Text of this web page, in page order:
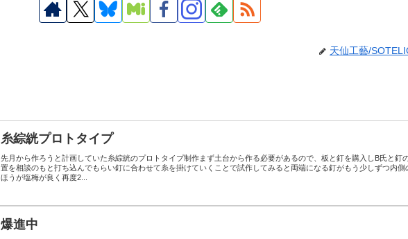
天仙工藝/
糸綜絖プロトタイプ
先月から作ろうと計画していた糸綜絖のプロトタイプ制作まず土台から作る必要があるので、板と釘を購入しB氏と釘
置を相談のもと打ち込んでもらい釘に合わせて糸を掛けていくことで試作してみると両端になる釘がもう少しずつ内側
ほうが塩梅が良く再度2...
爆進中